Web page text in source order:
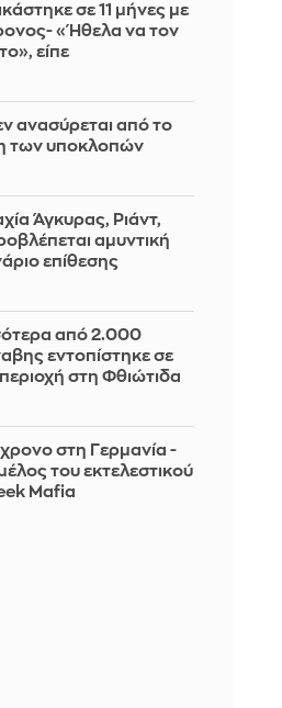
σε 11 μήνες με
«Ήθελα να τον
είπε
ανασύρεται από το
των υποκλοπών
Άγκυρας, Ριάντ,
αμυντική
επίθεσης
από 2.000
εντοπίστηκε σε
στη Φθιώτιδα
στη Γερμανία -
του εκτελεστικού
Mafia